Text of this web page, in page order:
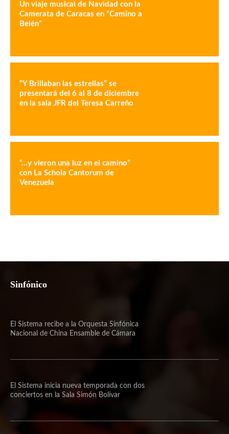
Un viaje musical de Navidad con la
Camerata de Caracas en “Camino a
Belén”
“Y Brillaban las estrellas” se
presentará del 6 al 8 de diciembre
en la sala JFR del Teresa Carreño
“…y vieron una luz en el camino”
con La Schola Cantorum de
Venezuela
Sinfónico
El Sistema recibe a la Orquesta Sinfónica
Nacional de China Ensamble de Cámara
El Sistema inicia nueva temporada con dos
conciertos en la Sala Simón Bolívar